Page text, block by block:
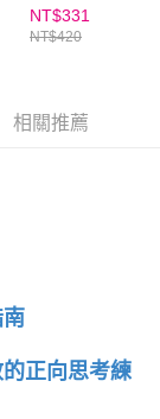
南：一輩子都要
幸福超能力，現
NT$331
NT$420
相關推薦
正向思考練